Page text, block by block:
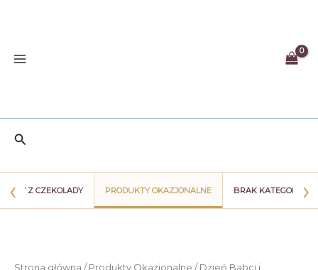
Szukaj
‹ Z CZEKOLADY PRODUKTY OKAZJONALNE BRAK KATEGORII ›
Strona główna / Produkty Okazjonalne / Dzień Babci i